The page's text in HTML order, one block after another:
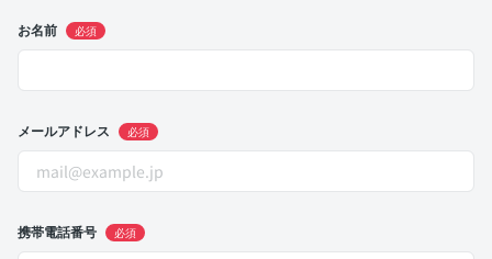
お名前 必須
メールアドレス 必須
携帯電話番号 必須